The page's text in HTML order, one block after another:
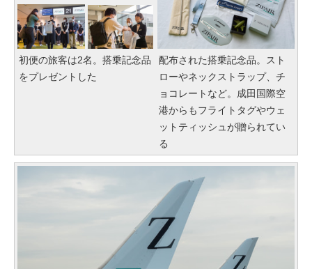
初便の旅客は2名。搭乗記念品
をプレゼントした
配布された搭乗記念品。スト
ローやネックストラップ、チ
ョコレートなど。成田国際空
港からもフライトタグやウェ
ットティッシュが贈られてい
る